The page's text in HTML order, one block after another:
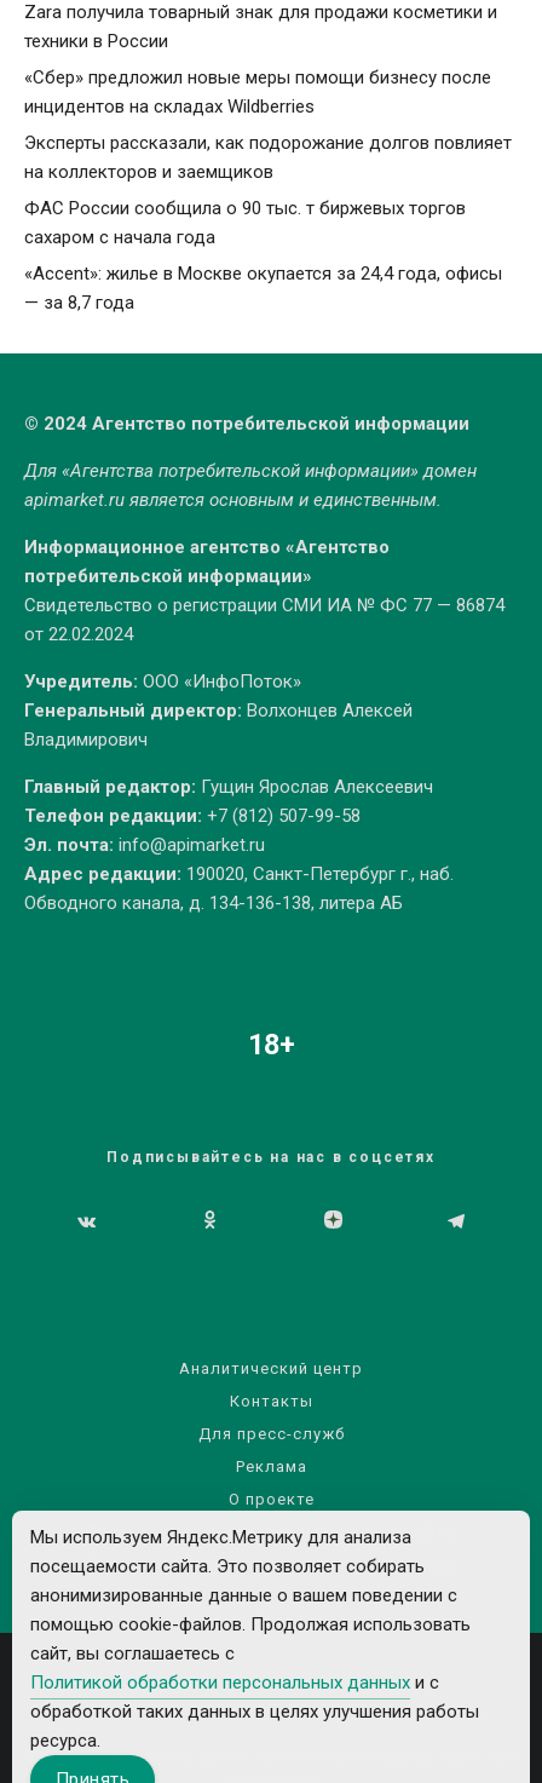
Zara получила товарный знак для продажи косметики и
техники в России
«Сбер» предложил новые меры помощи бизнесу после
инцидентов на складах Wildberries
Эксперты рассказали, как подорожание долгов повлияет
на коллекторов и заемщиков
ФАС России сообщила о 90 тыс. т биржевых торгов
сахаром с начала года
«Accent»: жилье в Москве окупается за 24,4 года, офисы
— за 8,7 года
© 2024 Агентство потребительской информации
Для «Агентства потребительской информации» домен
apimarket.ruявляется основным и единственным.
Информационное агентство «Агентство
потребительской информации»
Свидетельство о регистрации СМИ ИА № ФС 77 — 86874
от 22.02.2024
Учредитель: ООО «ИнфоПоток»
Генеральный директор: Волхонцев Алексей
Владимирович
Главный редактор: Гущин Ярослав Алексеевич
Телефон редакции: +7 (812) 507-99-58
Эл. почта: info@apimarket.ru
Адрес редакции: 190020, Санкт-Петербург г., наб.
Обводного канала, д. 134-136-138, литера АБ
18+
Подписывайтесь на нас в соцсетях
Аналитический центр
Контакты
Для пресс-служб
Реклама
О проекте
Правила использования материалов сайта
Политика обработки персональных данных
Все рекламируемые товары и услуги имеют необходимые лицензии и
Мы используем Яндекс.Метрику для анализа
посещаемости сайта. Это позволяет собирать
анонимизированные данные о вашем поведении с
помощью cookie-файлов. Продолжая использовать
сайт, вы соглашаетесь с
Политикой обработки персональных данных и с
обработкой таких данных в целях улучшения работы
ресурса.